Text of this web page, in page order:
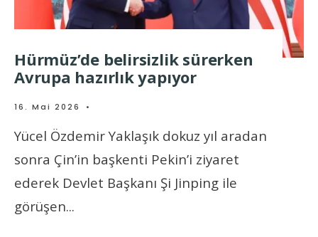
Hürmüz’de belirsizlik sürerken
Avrupa hazırlık yapıyor
16. Mai 2026 •
Yücel Özdemir Yaklaşık dokuz yıl aradan
sonra Çin’in başkenti Pekin’i ziyaret
ederek Devlet Başkanı Şi Jinping ile
görüşen...